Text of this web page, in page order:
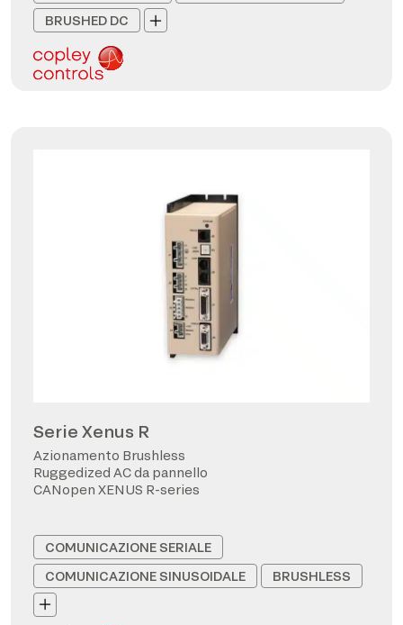
BRUSHED DC
Serie Xenus R
Azionamento Brushless
Ruggedized AC da pannello
CANopen XENUS R-series
COMUNICAZIONE SERIALE
COMUNICAZIONE SINUSOIDALE
BRUSHLESS